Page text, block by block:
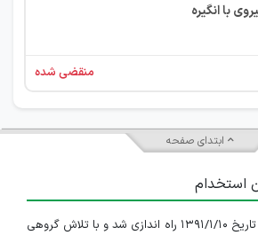
با انگیره
منقضی شده
ابتدای صفحه
استخدام
سایت ایران استخدام در تاریخ ۱۳۹۱/۱/۱۰ راه اندازی شد و با تلاش گروهی